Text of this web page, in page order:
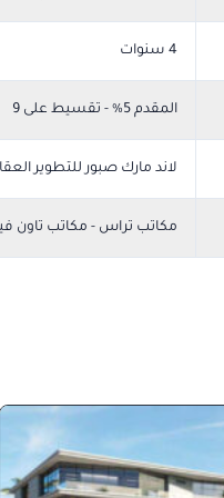
4 سنوات
المقدم 5% - تقسيط على 9
لاند مارك صبور للتطوير
مكاتب تراس - مكاتب تاون